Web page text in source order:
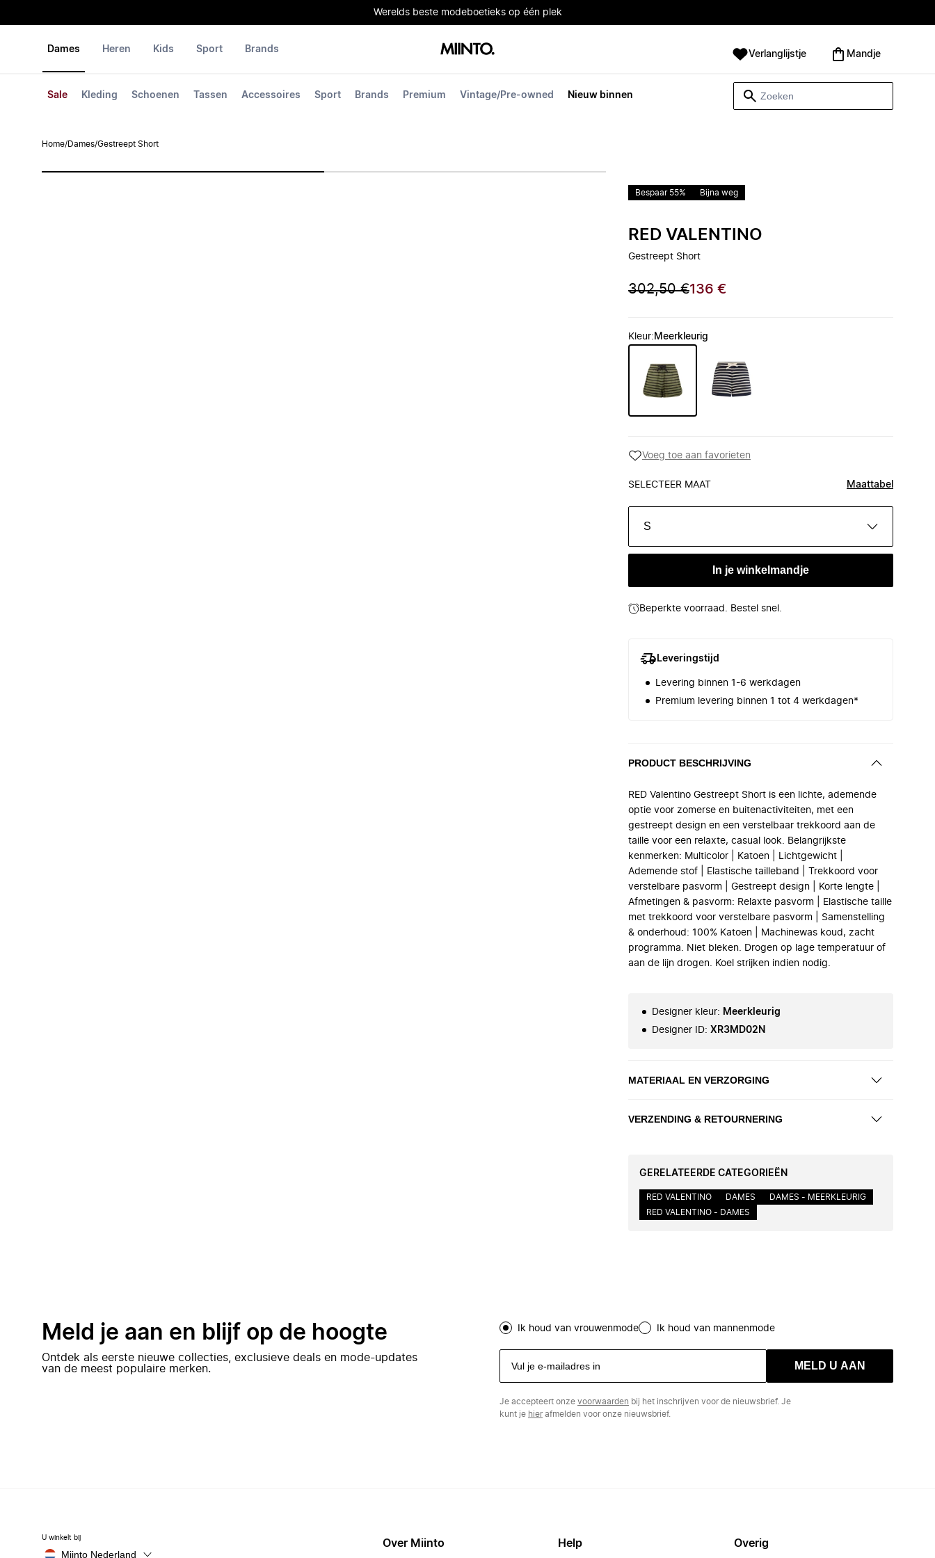
Werelds beste modeboetieks op één plek
Dames
Sale Kleding Schoenen Tassen Accessoires Sport Brands Premium Vintage/Pre-owned Nieuw binnen
Heren Kids Sport Brands Verlanglijstje Mandje
Home/Dames/Gestreept Short
Bespaar 55% Bijna weg
RED VALENTINO
Gestreept Short
302,50 €136 €
Kleur: Meerkleurig
Voeg toe aan favorieten
SELECTEER MAAT Maattabel
S
In je winkelmandje
Beperkte voorraad. Bestel snel.
Leveringstijd
Levering binnen 1-6 werkdagen
Premium levering binnen 1 tot 4 werkdagen*
PRODUCT BESCHRIJVING
RED Valentino Gestreept Short is een lichte, ademende
optie voor zomerse en buitenactiviteiten, met een
gestreept design en een verstelbaar trekkoord aan de
taille voor een relaxte, casual look. Belangrijkste
kenmerken: Multicolor | Katoen | Lichtgewicht |
Ademende stof | Elastische tailleband | Trekkoord voor
verstelbare pasvorm | Gestreept design | Korte lengte |
Afmetingen & pasvorm: Relaxte pasvorm | Elastische taille
met trekkoord voor verstelbare pasvorm | Samenstelling
& onderhoud: 100% Katoen | Machinewas koud, zacht
programma. Niet bleken. Drogen op lage temperatuur of
aan de lijn drogen. Koel strijken indien nodig.
Designer kleur: Meerkleurig
Designer ID: XR3MD02N
MATERIAAL EN VERZORGING
VERZENDING & RETOURNERING
GERELATEERDE CATEGORIEËN
RED VALENTINO DAMES
DAMES - MEERKLEURIG
RED VALENTINO - DAMES
Meld je aan en blijf op de hoogte
Ontdek als eerste nieuwe collecties, exclusieve deals en mode-updates
van de meest populaire merken.
Ik houd van vrouwenmode Ik houd van mannenmode
MELD U AAN
Je accepteert onze voorwaarden bij het inschrijven voor de nieuwsbrief. Je
kunt je hierafmelden voor onze nieuwsbrief.
U winkelt bij
Miinto Nederland
Over Miinto Help Overig